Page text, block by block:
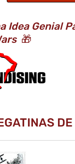
Idea Genial
🎁